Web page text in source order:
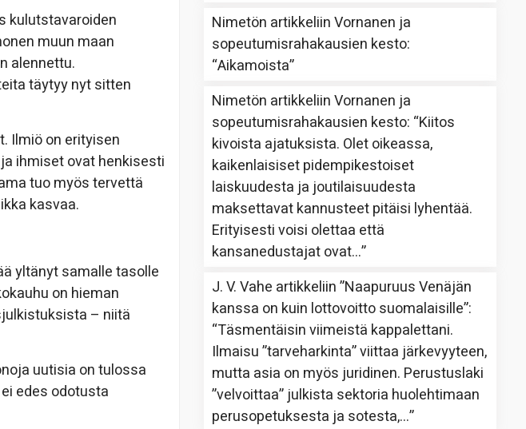
kulutstavaroiden
muun maan
alennettu.
täytyy nyt sitten
Ilmiö on erityisen
ihmiset ovat henkisesti
tuo myös tervettä
kasvaa.
yltänyt samalle tasolle
on hieman
– niitä
uutisia on tulossa
edes odotusta
Nimetön artikkeliinVornanen ja
sopeutumisrahakausien kesto:
“Aikamoista”
Nimetön artikkeliinVornanen ja
sopeutumisrahakausien kesto: “Kiitos
kivoista ajatuksista. Olet oikeassa,
kaikenlaisiset pidempikestoiset
laiskuudesta ja joutilaisuudesta
maksettavat kannusteet pitäisi lyhentää.
Erityisesti voisi olettaa että
kansanedustajat ovat…”
J. V. Vahe artikkeliin”Naapuruus Venäjän
kanssa on kuin lottovoitto suomalaisille”:
“Täsmentäisin viimeistä kappalettani.
Ilmaisu ”tarveharkinta” viittaa järkevyyteen,
mutta asia on myös juridinen. Perustuslaki
”velvoittaa” julkista sektoria huolehtimaan
perusopetuksesta ja sotesta,…”